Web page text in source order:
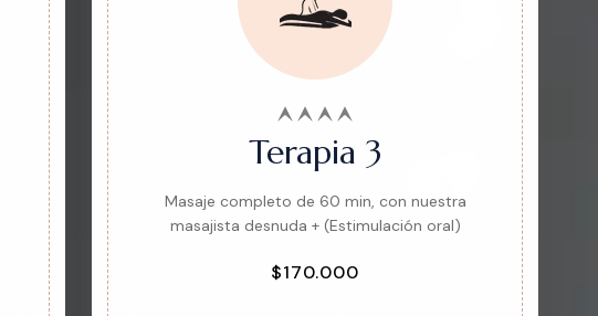
Terapia 3
Masaje completo de 60 min, con nuestra
masajista desnuda + (Estimulación oral)
$170.000